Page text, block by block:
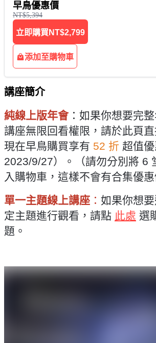
早鳥優惠價
NT$5,394
立即購買 NT$2,799
添加至購物車
講座簡介
純線上版年會：如果你想要完
講座無限回看權限，請於此頁直
現在早鳥購買享有 52 折 超值
2023/9/27）。（請勿分別將 6
入購物車，這樣不會有合集優惠
單一主題線上講座 ： 如果你想
定主題進行觀看，請點 此處 選
題。